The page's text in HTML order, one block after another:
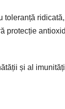
toleranță
protecție
și al